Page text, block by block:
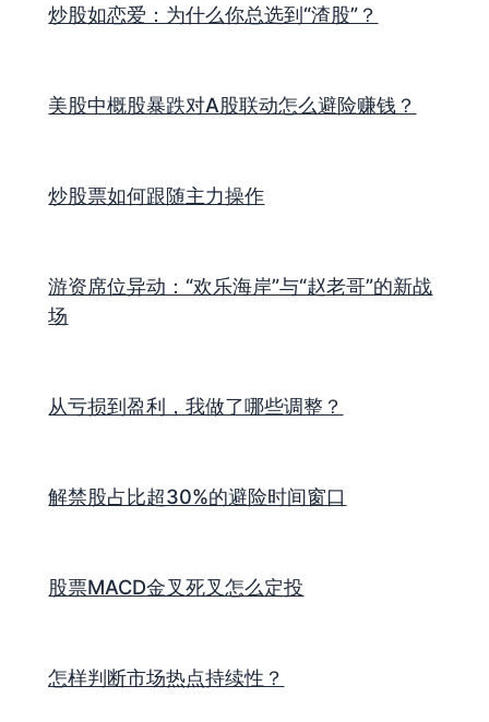
炒股如恋爱：为什么你总选到“渣股”？
美股中概股暴跌对A股联动怎么避险赚钱？
炒股票如何跟随主力操作
游资席位异动：“欢乐海岸”与“赵老哥”的新战
场
从亏损到盈利，我做了哪些调整？
解禁股占比超30%的避险时间窗口
股票MACD金叉死叉怎么定投
怎样判断市场热点持续性？